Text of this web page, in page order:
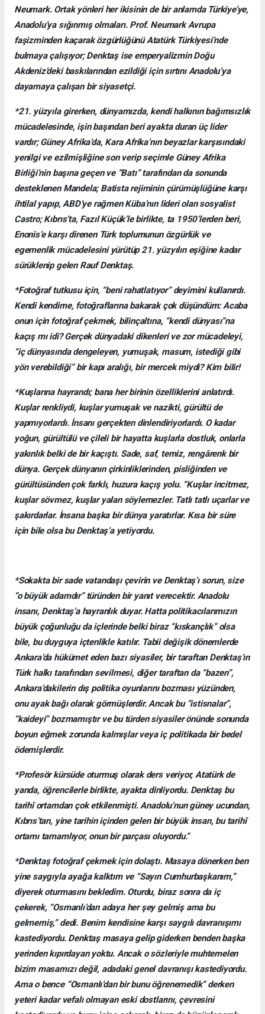
Neumark. Ortak yönleri her ikisinin de bir anlamda Türkiye’ye,
Anadolu’ya sığınmış olmaları. Prof. Neumark Avrupa
faşizminden kaçarak özgürlüğünü Atatürk Türkiyesi’nde
bulmaya çalışıyor; Denktaş ise emperyalizmin Doğu
Akdeniz’deki baskılarından ezildiği için sırtını Anadolu’ya
dayamaya çalışan bir siyasetçi.
*21. yüzyıla girerken, dünyamızda, kendi halkının bağımsızlık
mücadelesinde, işin başından beri ayakta duran üç lider
vardır; Güney Afrika’da, Kara Afrika’nın beyazlar karşısındaki
yenilgi ve ezilmişliğine son verip seçimle Güney Afrika
Birliği’nin başına geçen ve “Batı” tarafından da sonunda
desteklenen Mandela; Batista rejiminin çürümüşlüğüne karşı
ihtilal yapıp, ABD’ye rağmen Küba’nın lideri olan sosyalist
Castro; Kıbrıs’ta, Fazıl Küçük’le birlikte, ta 1950’lerden beri,
Enonis’e karşı direnen Türk toplumunun özgürlük ve
egemenlik mücadelesini yürütüp 21. yüzyılın eşiğine kadar
sürüklenip gelen Rauf Denktaş.
*Fotoğraf tutkusu için, “beni rahatlatıyor” deyimini kullanırdı.
Kendi kendime, fotoğraflarına bakarak çok düşündüm: Acaba
onun için fotoğraf çekmek, bilinçaltına, “kendi dünyası”na
kaçış mı idi? Gerçek dünyadaki dikenleri ve zor mücadeleyi,
“iç dünyasında dengeleyen, yumuşak, masum, istediği gibi
yön verebildiği” bir kapı aralığı, bir mercek miydi? Kim bilir!
*Kuşlarına hayrandı; bana her birinin özelliklerini anlatırdı.
Kuşlar renkliydi, kuşlar yumuşak ve nazikti, gürültü de
yapmıyorlardı. İnsanı gerçekten dinlendiriyorlardı. O kadar
yoğun, gürültülü ve çileli bir hayatta kuşlarla dostluk, onlarla
yakınlık belki de bir kaçıştı. Sade, saf, temiz, rengârenk bir
dünya. Gerçek dünyanın çirkinliklerinden, pisliğinden ve
gürültüsünden çok farklı, huzura kaçış yolu. “Kuşlar incitmez,
kuşlar sövmez, kuşlar yalan söylemezler. Tatlı tatlı uçarlar ve
şakırdarlar. İnsana başka bir dünya yaratırlar. Kısa bir süre
için bile olsa bu Denktaş’a yetiyordu.
*Sokakta bir sade vatandaşı çevirin ve Denktaş’ı sorun, size
“o büyük adamdır” türünden bir yanıt verecektir. Anadolu
insanı, Denktaş’a hayranlık duyar. Hatta politikacılarımızın
büyük çoğunluğu da içlerinde belki biraz “kıskançlık” olsa
bile, bu duyguya içtenlikle katılır. Tabii değişik dönemlerde
Ankara’da hükümet eden bazı siyasiler, bir taraftan Denktaş’ın
Türk halkı tarafından sevilmesi, diğer taraftan da “bazen”,
Ankara’dakilerin dış politika oyunlarını bozması yüzünden,
onu ayak bağı olarak görmüşlerdir. Ancak bu “istisnalar”,
“kaideyi” bozmamıştır ve bu türden siyasiler önünde sonunda
boyun eğmek zorunda kalmışlar veya iç politikada bir bedel
ödemişlerdir.
*Profesör kürsüde oturmuş olarak ders veriyor, Atatürk de
yanda, öğrencilerle birlikte, ayakta dinliyordu. Denktaş bu
tarihî ortamdan çok etkilenmişti. Anadolu’nun güney ucundan,
Kıbrıs’tan, yine tarihin içinden gelen bir büyük insan, bu tarihî
ortamı tamamlıyor, onun bir parçası oluyordu.”
*Denktaş fotoğraf çekmek için dolaştı. Masaya dönerken ben
yine saygıyla ayağa kalktım ve “Sayın Cumhurbaşkanım,”
diyerek oturmasını bekledim. Oturdu, biraz sonra da iç
çekerek, “Osmanlı’dan adaya her şey gelmiş ama bu
gelmemiş,” dedi. Benim kendisine karşı saygılı davranışımı
kastediyordu. Denktaş masaya gelip giderken benden başka
yerinden kıpırdayan yoktu. Ancak o sözleriyle muhtemelen
bizim masamızı değil, adadaki genel davranışı kastediyordu.
Ama o bence “Osmanlı’dan bir bunu öğrenemedik” derken
yeteri kadar vefalı olmayan eski dostlarını, çevresini